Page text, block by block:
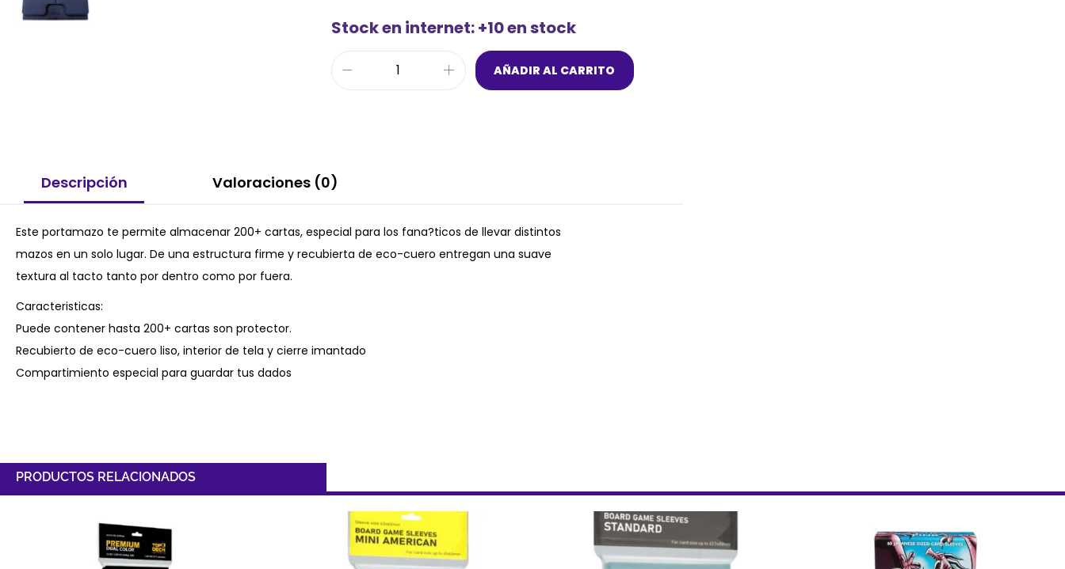
Stock en internet: +10 en stock
AÑADIR AL CARRITO
Descripción Valoraciones (0)
Este portamazo te permite almacenar 200+ cartas, especial para los fana?ticos de llevar distintos
mazos en un solo lugar. De una estructura firme y recubierta de eco-cuero entregan una suave
textura al tacto tanto por dentro como por fuera.
Caracteristicas:
Puede contener hasta 200+ cartas son protector.
Recubierto de eco-cuero liso, interior de tela y cierre imantado
Compartimiento especial para guardar tus dados
PRODUCTOS RELACIONADOS